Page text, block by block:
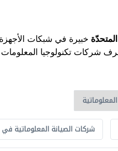
خبيرة في شبكات
شركات تكنولوجيا
شركات الصيانة المعلوماتية